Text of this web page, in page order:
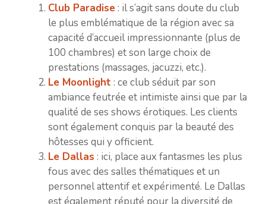
Club Paradise : il s’agit sans doute du club
le plus emblématique de la région avec sa
capacité d’accueil impressionnante (plus de
100 chambres) et son large choix de
prestations (massages, jacuzzi, etc.).
Le Moonlight : ce club séduit par son
ambiance feutrée et intimiste ainsi que par la
qualité de ses shows érotiques. Les clients
sont également conquis par la beauté des
hôtesses qui y officient.
Le Dallas : ici, place aux fantasmes les plus
fous avec des salles thématiques et un
personnel attentif et expérimenté. Le Dallas
est également réputé pour la diversité de